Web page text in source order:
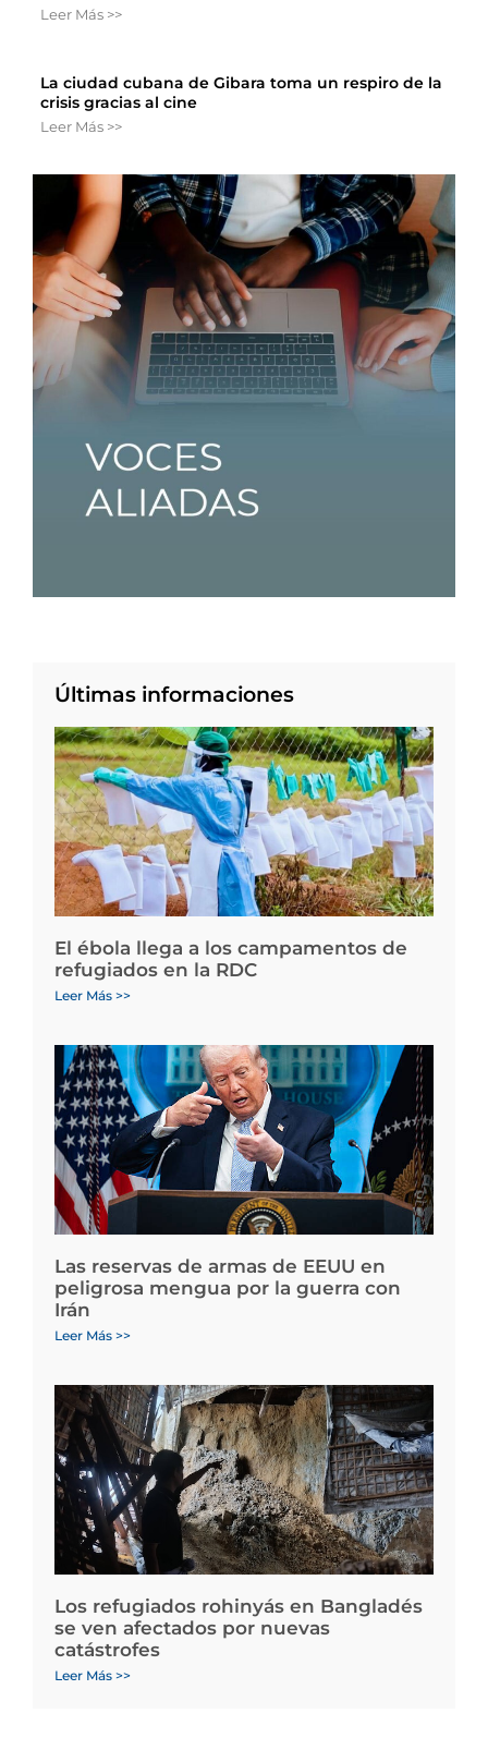
Leer Más >>
La ciudad cubana de Gibara toma un respiro de la
crisis gracias al cine
Leer Más >>
Últimas informaciones
El ébola llega a los campamentos de
refugiados en la RDC
Leer Más >>
Las reservas de armas de EEUU en
peligrosa mengua por la guerra con
Irán
Leer Más >>
Los refugiados rohinyás en Bangladés
se ven afectados por nuevas
catástrofes
Leer Más >>